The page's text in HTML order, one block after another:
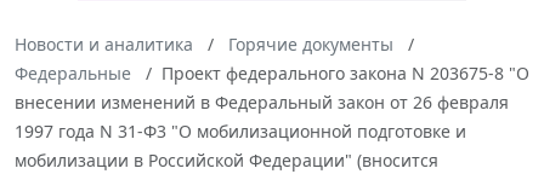
Новости и аналитика
Горячие документы
Федеральные
Проект федерального закона N 203675-8 "О
внесении изменений в Федеральный закон от 26 февраля
1997 года N 31-Ф3 "О мобилизационной подготовке и
мобилизации в Российской Федерации" (вносится